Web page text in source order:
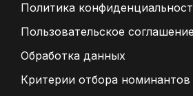
Политика
Пользовательское соглашение
Обработка данных
Критерии отбора номинантов